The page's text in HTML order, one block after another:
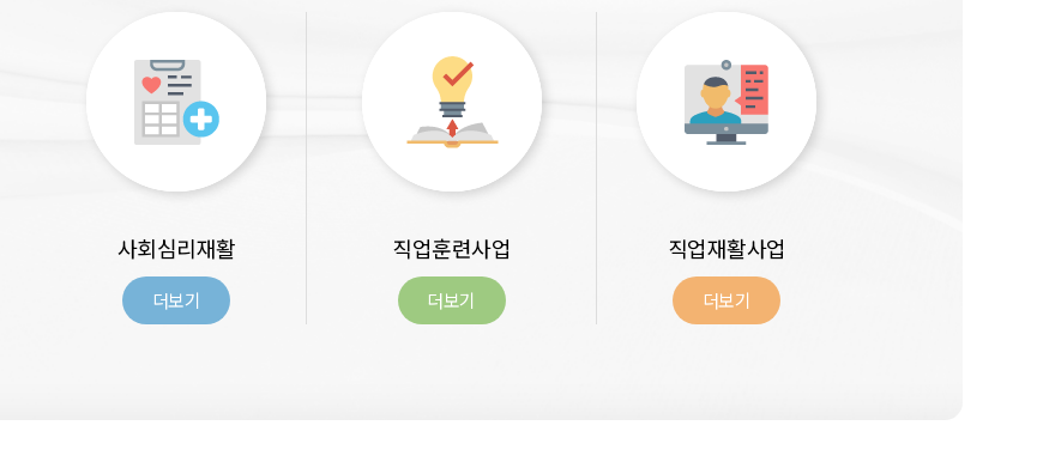
사회심리재활
더보기
직업훈련사업
더보기
직업재활사업
더보기